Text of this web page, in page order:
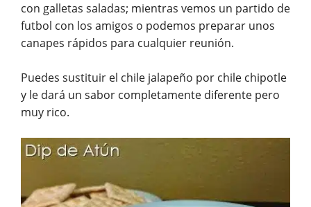
con galletas saladas; mientras vemos un partido de
futbol con los amigos o podemos preparar unos
canapes rápidos para cualquier reunión.
Puedes sustituir el chile jalapeño por chile chipotle
y le dará un sabor completamente diferente pero
muy rico.